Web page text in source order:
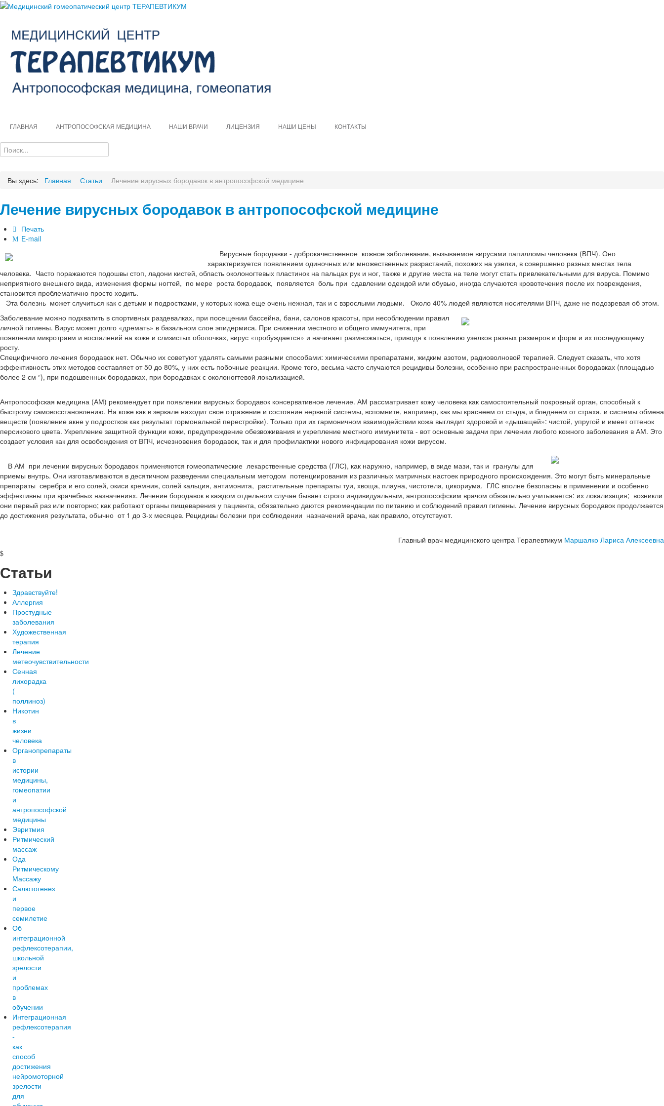
ГЛАВНАЯ АНТРОПОСОФСКАЯ МЕДИЦИНА НАШИ ВРАЧИ ЛИЦЕНЗИЯ НАШИ ЦЕНЫ КОНТАКТЫ
Вы здесь: Главная Статьи Лечение вирусных бородавок в антропософской медицине
Лечение вирусных бородавок в антропософской медицине
Печать
E-mail
Вирусные бородавки - доброкачественное кожное заболевание, вызываемое вирусами папилломы человека (ВПЧ). Оно
характеризуется появлением одиночных или множественных разрастаний, похожих на узелки, в совершенно разных местах тела
человека. Часто поражаются подошвы стоп, ладони кистей, область околоногтевых пластинок на пальцах рук и ног, также и другие места на теле могут стать привлекательными для вируса. Помимо
неприятного внешнего вида, изменения формы ногтей, по мере роста бородавок, появляется боль при сдавлении одеждой или обувью, иногда случаются кровотечения после их повреждения,
становится проблематично просто ходить.
Эта болезнь может случиться как с детьми и подростками, у которых кожа еще очень нежная, так и с взрослыми людьми. Около 40% людей являются носителями ВПЧ, даже не подозревая об этом.
Заболевание можно подхватить в спортивных раздевалках, при посещении бассейна, бани, салонов красоты, при несоблюдении правил
личной гигиены. Вирус может долго «дремать» в базальном слое эпидермиса. При снижении местного и общего иммунитета, при
появлении микротравм и воспалений на коже и слизистых оболочках, вирус «пробуждается» и начинает размножаться, приводя к появлению узелков разных размеров и форм и их последующему
росту.
Специфичного лечения бородавок нет. Обычно их советуют удалять самыми разными способами: химическими препаратами, жидким азотом, радиоволновой терапией. Следует сказать, что хотя
эффективность этих методов составляет от 50 до 80%, у них есть побочные реакции. Кроме того, весьма часто случаются рецидивы болезни, особенно при распространенных бородавках (площадью
более 2 см ²), при подошвенных бородавках, при бородавках с околоногтевой локализацией.
Антропософская медицина (АМ) рекомендует при появлении вирусных бородавок консервативное лечение. АМ рассматривает кожу человека как самостоятельный покровный орган, способный к
быстрому самовосстановлению. На коже как в зеркале находит свое отражение и состояние нервной системы, вспомните, например, как мы краснеем от стыда, и бледнеем от страха, и системы обмена
веществ (появление акне у подростков как результат гормональной перестройки). Только при их гармоничном взаимодействии кожа выглядит здоровой и «дышащей»: чистой, упругой и имеет оттенок
персикового цвета. Укрепление защитной функции кожи, предупреждение обезвоживания и укрепление местного иммунитета - вот основные задачи при лечении любого кожного заболевания в АМ. Это
создает условия как для освобождения от ВПЧ, исчезновения бородавок, так и для профилактики нового инфицирования кожи вирусом.
В АМ при лечении вирусных бородавок применяются гомеопатические лекарственные средства (ГЛС), как наружно, например, в виде мази, так и гранулы для
приемы внутрь. Они изготавливаются в десятичном разведении специальным методом потенциирования из различных матричных настоек природного происхождения. Это могут быть минеральные
препараты серебра и его солей, окиси кремния, солей кальция, антимонита, растительные препараты туи, хвоща, плауна, чистотела, цикориума. ГЛС вполне безопасны в применении и особенно
эффективны при врачебных назначениях. Лечение бородавок в каждом отдельном случае бывает строго индивидуальным, антропософским врачом обязательно учитывается: их локализация; возникли
они первый раз или повторно; как работают органы пищеварения у пациента, обязательно даются рекомендации по питанию и соблюдений правил гигиены. Лечение вирусных бородавок продолжается
до достижения результата, обычно от 1 до 3-х месяцев. Рецидивы болезни при соблюдении назначений врача, как правило, отсутствуют.
Главный врач медицинского центра Терапевтикум Маршалко Лариса Алексеевна
Статьи
Здравствуйте!
Аллергия
Простудные
заболевания
Художественная
терапия
Лечение
метеочувствительности
Сенная
лихорадка
(
поллиноз)
Никотин
в
жизни
человека
Органопрепараты
в
истории
медицины,
гомеопатии
и
антропософской
медицины
Эвритмия
Ритмический
массаж
Ода
Ритмическому
Массажу
Салютогенез
и
первое
семилетие
Об
интеграционной
рефлексотерапии,
школьной
зрелости
и
проблемах
в
обучении
Интеграционная
рефлексотерапия
-
как
способ
достижения
нейромоторной
зрелости
для